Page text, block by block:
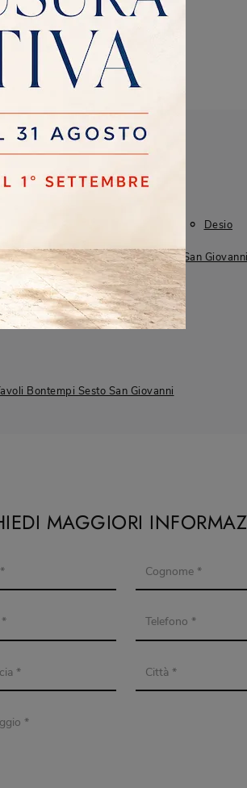
I più visti a :
Desio
Lissone Sesto San Giovanni
Bontempi Sesto San Giovanni
MAGGIORI